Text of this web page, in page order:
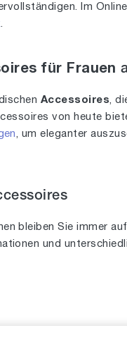
Im
.
für Frauen
Accessoires,
von heute
, um eleganter
bleiben Sie immer
und